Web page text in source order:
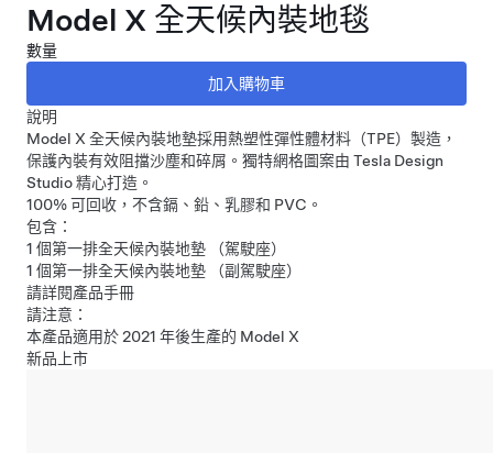
Model X 全天候內裝地毯
數量
說明
Model X 全天候內裝地墊採用熱塑性彈性體材料（TPE）製造，
保護內裝有效阻擋沙塵和碎屑。獨特網格圖案由 Tesla Design
Studio 精心打造。
100% 可回收，不含鎘、鉛、乳膠和 PVC。
包含：
1 個第一排全天候內裝地墊 （駕駛座）
1 個第一排全天候內裝地墊 （副駕駛座）
請詳閱產品手冊
請注意：
本產品適用於 2021 年後生產的 Model X
新品上市